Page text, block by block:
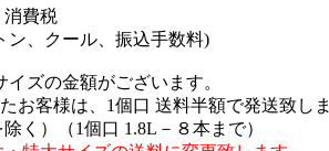
消費税
ン、クール、振込手数料)
ズの金額がございます。
お客様は、1個口 送料半額で発送致しま
）（1個口 1.8L－８本まで）